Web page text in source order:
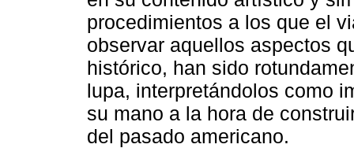
procedimientos a los que el
observar aquellos aspectos
histórico, han sido
lupa, interpretándolos como
su mano a la hora de
del pasado americano.